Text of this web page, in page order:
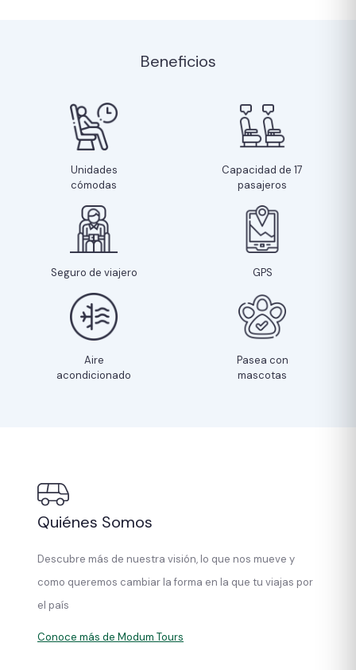
Beneficios
Unidades
cómodas
Capacidad de 17
pasajeros
Seguro de viajero GPS
Aire
acondicionado
Pasea con
mascotas
Quiénes Somos
Descubre más de nuestra visión, lo que nos mueve y
como queremos cambiar la forma en la que tu viajas por
el país
Conoce más de Modum Tours